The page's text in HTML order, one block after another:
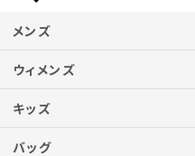
メンズ
アウター
トップス
ボトムス
靴
メンズ商品一覧へ
ウィメンズ
アウター
トップス
ボトムス
靴
ウィメンズ商品一覧へ
キッズ
キッズウェア
キッズ靴
キッズアクセサリー
キッズバッグ
キッズ商品一覧へ
バッグ